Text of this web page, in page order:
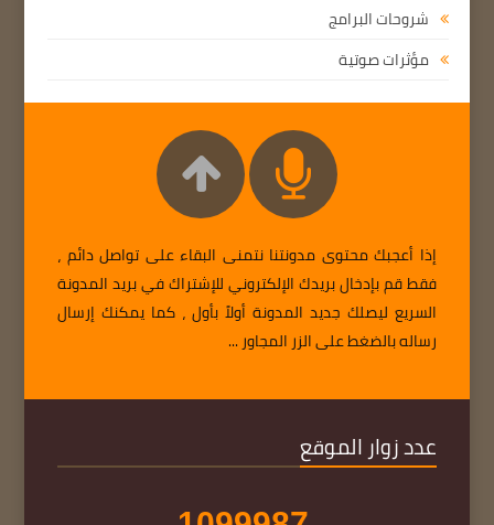
شروحات البرامج
مؤثرات صوتية
إذا أعجبك محتوى مدونتنا نتمنى البقاء على تواصل دائم ،
فقط قم بإدخال بريدك الإلكتروني للإشتراك في بريد المدونة
السريع ليصلك جديد المدونة أولاً بأول ، كما يمكنك إرسال
رساله بالضغط على الزر المجاور ...
عدد زوار الموقع